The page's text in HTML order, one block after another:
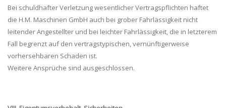
Bei schuldhafter Verletzung wesentlicher Vertragspflichten haftet
die H.M. Maschinen GmbH auch bei grober Fahrlässigkeit nicht
leitender Angestellter und bei leichter Fahrlässigkeit, die in letzterem
Fall begrenzt auf den vertragstypischen, vernünftigerweise
vorhersehbaren Schaden ist.
Weitere Ansprüche sind ausgeschlossen.